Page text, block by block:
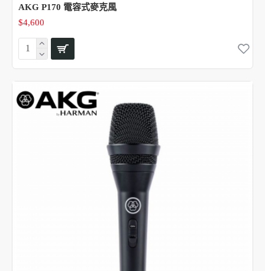
AKG P170 電容式麥克風
$4,600